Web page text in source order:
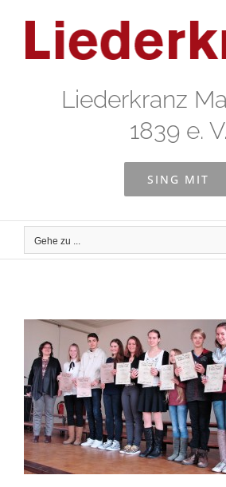
springen
Liederkranz
1839 e. V.
SING MIT
Gehe zu ...